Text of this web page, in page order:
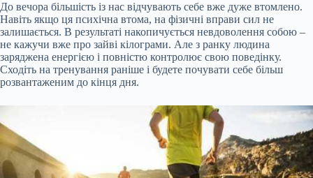
До вечора більшість із нас відчувають себе вже дуже втомлено.
Навіть якщо ця психічна втома, на фізичні вправи сил не
залишається. В результаті накопичується невдоволення собою –
не кажучи вже про зайві кілограми. Але з ранку людина
заряджена енергією і повністю контролює свою поведінку.
Сходіть на тренування раніше і будете почувати себе більш
розвантаженим до кінця дня.